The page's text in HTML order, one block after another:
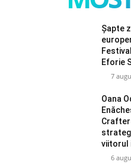
Șapte
Eforie
7
Oana
viitorul
6